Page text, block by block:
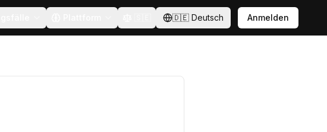
🇩🇪 Deutsch Anmelden